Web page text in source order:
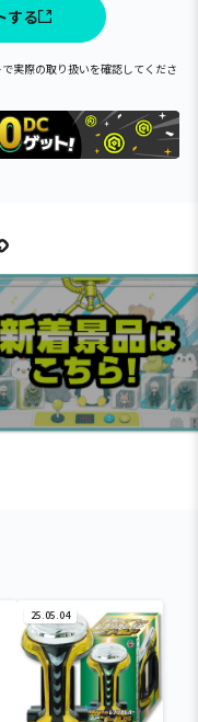
する
実際の取り扱いを確認してくださ
25.05.04